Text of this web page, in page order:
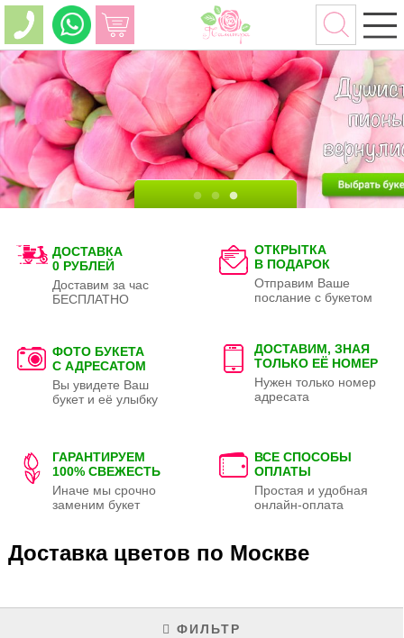
ДОСТАВКА
0 РУБЛЕЙ
Доставим за час
БЕСПЛАТНО
ОТКРЫТКА
В ПОДАРОК
Отправим Ваше
послание с букетом
ФОТО БУКЕТА
С АДРЕСАТОМ
Вы увидете Ваш
букет и её улыбку
ДОСТАВИМ, ЗНАЯ
ТОЛЬКО ЕЁ НОМЕР
Нужен только номер
адресата
ГАРАНТИРУЕМ
100% СВЕЖЕСТЬ
Иначе мы срочно
заменим букет
ВСЕ СПОСОБЫ
ОПЛАТЫ
Простая и удобная
онлайн-оплата
Доставка цветов по Москве
ФИЛЬТР